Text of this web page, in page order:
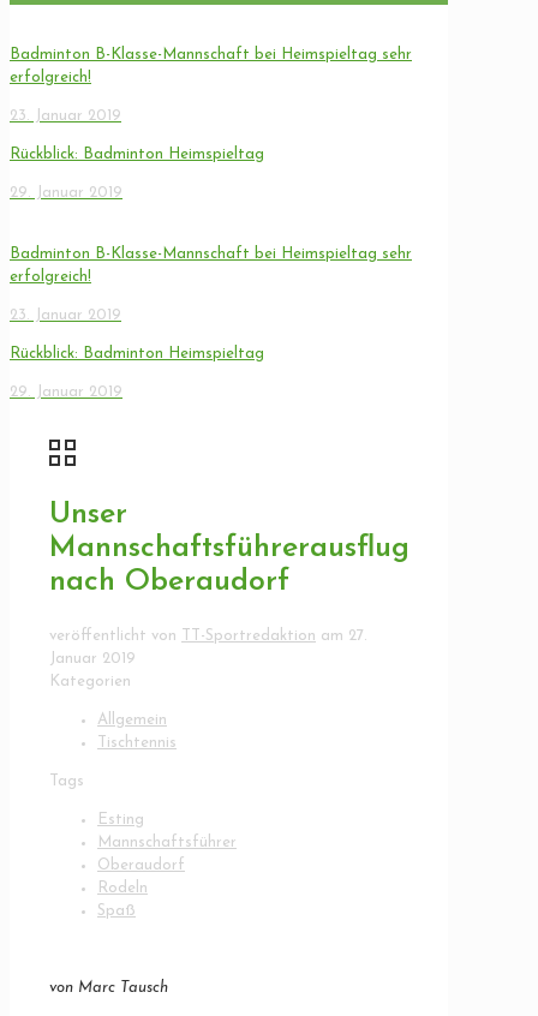
Badminton B-Klasse-Mannschaft bei Heimspieltag sehr
erfolgreich!
23. Januar 2019
Rückblick: Badminton Heimspieltag
29. Januar 2019
Badminton B-Klasse-Mannschaft bei Heimspieltag sehr
erfolgreich!
23. Januar 2019
Rückblick: Badminton Heimspieltag
29. Januar 2019
Unser
Mannschaftsführerausflug
nach Oberaudorf
veröffentlicht von TT-Sportredaktion am 27.
Januar 2019
Kategorien
Allgemein
Tischtennis
Tags
Esting
Mannschaftsführer
Oberaudorf
Rodeln
Spaß
von Marc Tausch